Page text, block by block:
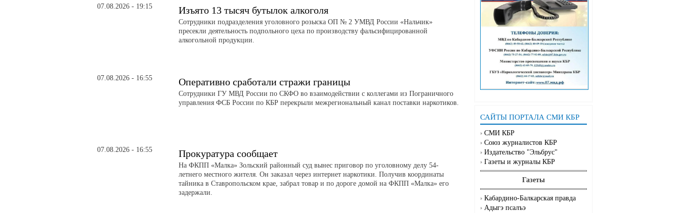
САЙТЫ ПОРТАЛА СМИ КБР
СМИ КБР
Союз журналистов КБР
Издательство "Эльбрус"
Газеты и журналы КБР
Газеты
Кабардино-Балкарская правда
Адыгэ псалъэ
07.08.2026 - 19:15 Изъято 13 тысяч бутылок алкоголя
Сотрудники подразделения уголовного розыска ОП № 2 УМВД России «Нальчик»
пресекли деятельность подпольного цеха по производству фальсифицированной
алкогольной продукции.
07.08.2026 - 16:55 Оперативно сработали стражи границы
Сотрудники ГУ МВД России по СКФО во взаимодействии с коллегами из Пограничного
управления ФСБ России по КБР перекрыли межрегиональный канал поставки наркотиков.
07.08.2026 - 16:55 Прокуратура сообщает
На ФКПП «Малка» Зольский районный суд вынес приговор по уголовному делу 54-
летнего местного жителя. Он заказал через интернет наркотики. Получив координаты
тайника в Ставропольском крае, забрал товар и по дороге домой на ФКПП «Малка» его
задержали.